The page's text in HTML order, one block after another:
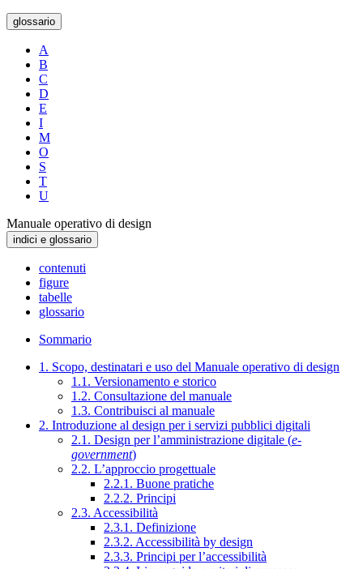
glossario
A
B
C
D
E
I
M
O
S
T
U
Manuale operativo di design
indici e glossario
contenuti
figure
tabelle
glossario
Sommario
1. Scopo, destinatari e uso del Manuale operativo di design
1.1. Versionamento e storico
1.2. Consultazione del manuale
1.3. Contribuisci al manuale
2. Introduzione al design per i servizi pubblici digitali
2.1. Design per l’amministrazione digitale (e-
government)
2.2. L’approccio progettuale
2.2.1. Buone pratiche
2.2.2. Principi
2.3. Accessibilità
2.3.1. Definizione
2.3.2. Accessibilità by design
2.3.3. Principi per l’accessibilità